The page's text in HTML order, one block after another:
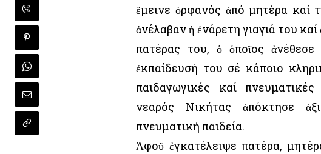
ἔμεινε ὀρφανός ἀπό μητέρα καί
ἀνέλαβαν ἡ ἐνάρετη γιαγιά του
πατέρας του, ὁ ὁποῖος
ἐκπαίδευσή του σέ κάποιο
παιδαγωγικές καί
νεαρός Νικήτας ἀπόκτησε
πνευματική παιδεία.
Ἀφοῦ ἐγκατέλειψε πατέρα,